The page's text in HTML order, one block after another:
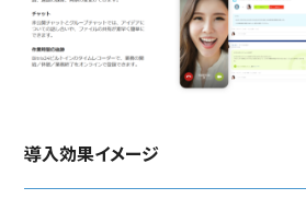
導入効果イメージ